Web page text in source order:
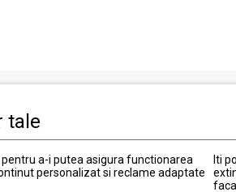
tale
a-i putea asigura functionarea
personalizat si reclame adaptate
Iti
clienti
actuale